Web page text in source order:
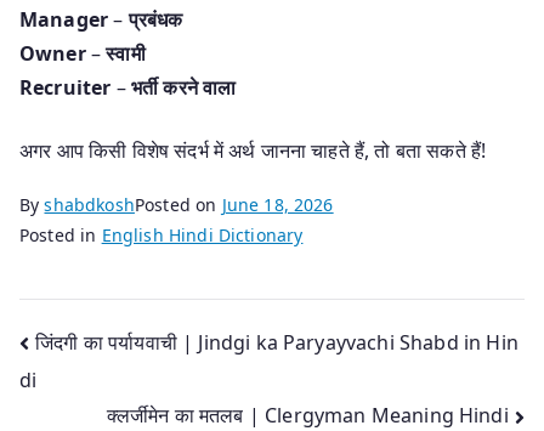
Manager–प्रबंधक
Owner–स्वामी
Recruiter –भर्ती करने वाला
अगर आप किसी विशेष संदर्भ में अर्थ जानना चाहते हैं, तो बता सकते हैं!
ByshabdkoshPosted on June 18, 2026
Posted in English Hindi Dictionary
Post
navigation
जिंदगी का पर्यायवाची | Jindgi ka Paryayvachi Shabd in Hin
di
क्लर्जीमेन का मतलब | Clergyman Meaning Hindi